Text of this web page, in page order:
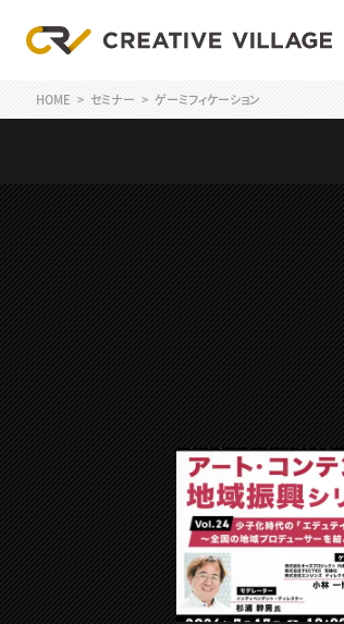
HOME セミナー ゲーミフィケーション